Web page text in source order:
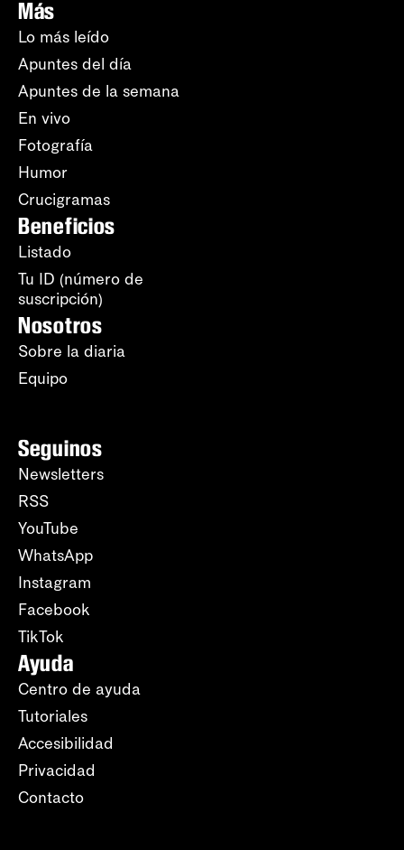
Más
Lo más leído
Apuntes del día
Apuntes de la semana
En vivo
Fotografía
Humor
Crucigramas
Beneficios
Listado
Tu ID (número de
suscripción)
Nosotros
Sobre la diaria
Equipo
Seguinos
Newsletters
RSS
YouTube
WhatsApp
Instagram
Facebook
TikTok
Ayuda
Centro de ayuda
Tutoriales
Accesibilidad
Privacidad
Contacto